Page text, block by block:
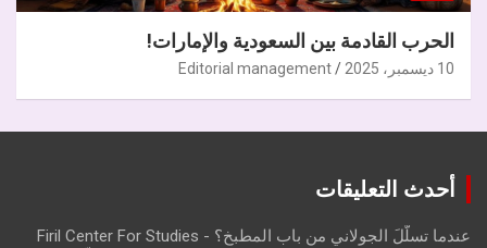
الحرب القادمة بين السعودية والإمارات!
10 ديسمبر، 2025 Editorial management
أحدث التعليقات
عندما تسلّلَ الجولاني من باب المطبخ؟ - Firil Center For Studies